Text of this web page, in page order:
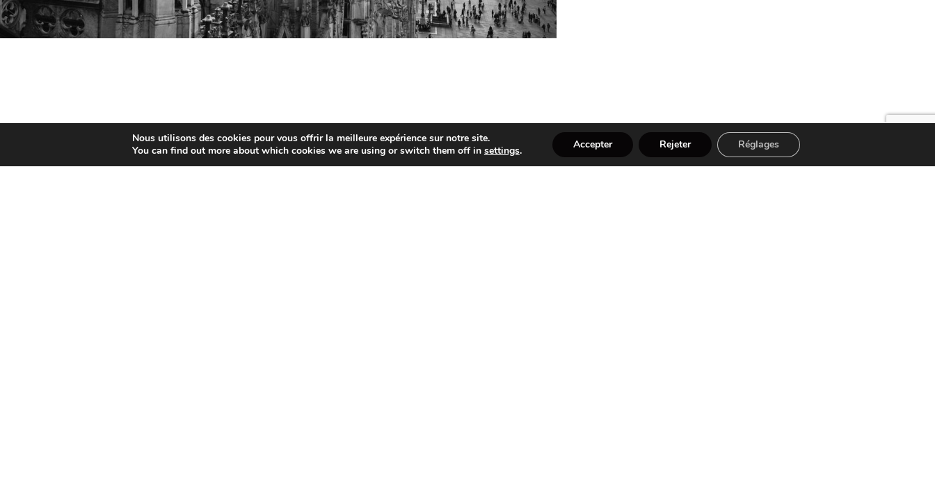
Nous utilisons des cookies pour vous offrir la meilleure expérience sur notre site.
You can find out more about which cookies we are using or switch them off in settings. Accepter Rejeter Réglages